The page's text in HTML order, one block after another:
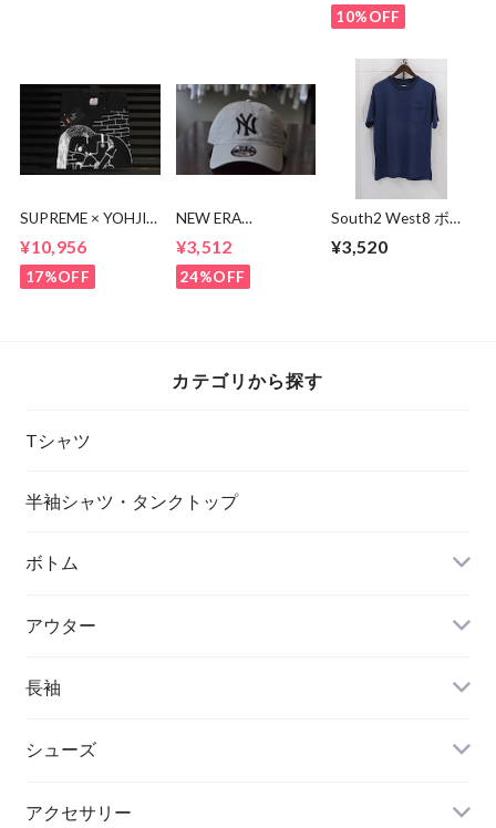
10%OFF
SUPREME × YOHJI
YAMAMOTO
Thinker Tee
¥10,956
17%OFF
NEW ERA
9TWENTY NY CAP
¥3,512
24%OFF
South2 West8 ボー
ダーポケットTシャ
ツ
¥3,520
カテゴリから探す
Tシャツ
半袖シャツ・タンクトップ
ボトム
アウター
長袖
シューズ
アクセサリー